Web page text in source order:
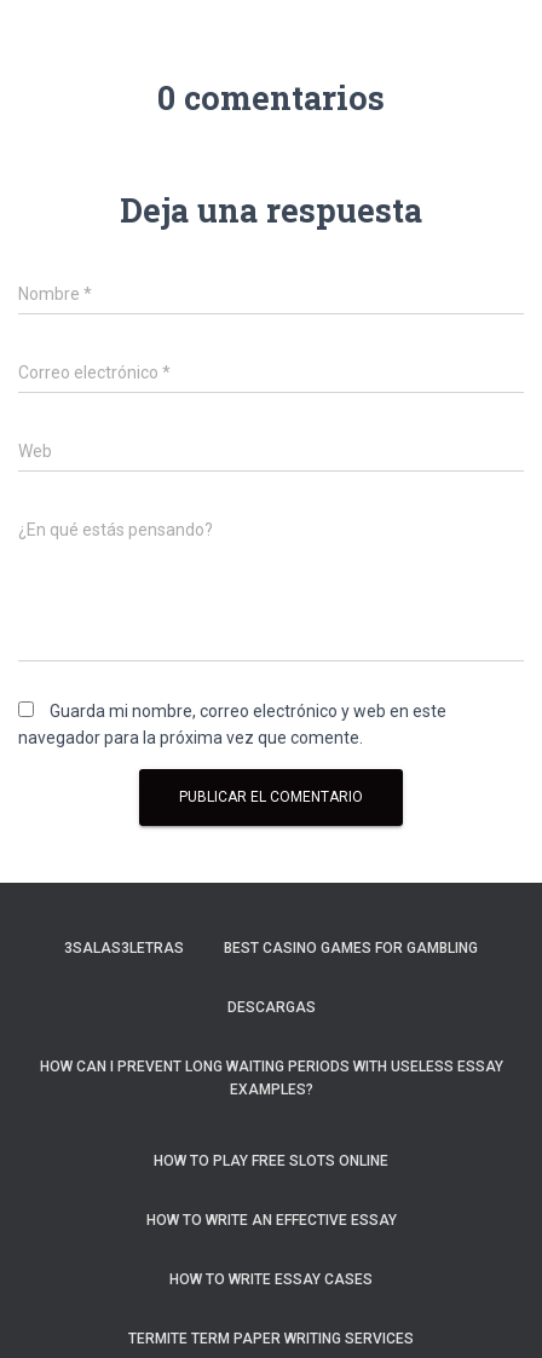
0 comentarios
Deja una respuesta
Nombre *
Correo electrónico *
Web
¿En qué estás pensando?
Guarda mi nombre, correo electrónico y web en este
navegador para la próxima vez que comente.
3SALAS3LETRAS BEST CASINO GAMES FOR GAMBLING
DESCARGAS
HOW CAN I PREVENT LONG WAITING PERIODS WITH USELESS ESSAY
EXAMPLES?
HOW TO PLAY FREE SLOTS ONLINE
HOW TO WRITE AN EFFECTIVE ESSAY
HOW TO WRITE ESSAY CASES
TERMITE TERM PAPER WRITING SERVICES